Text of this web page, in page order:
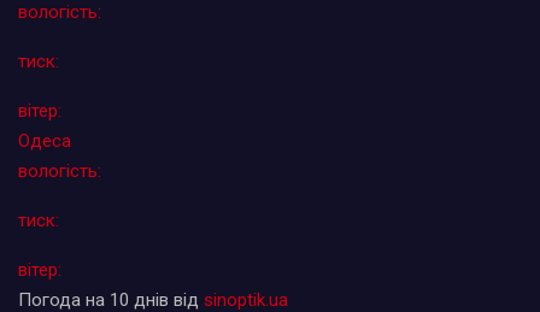
вологість:
тиск:
вітер:
Одеса
вологість:
тиск:
вітер:
Погода на 10 днів від sinoptik.ua